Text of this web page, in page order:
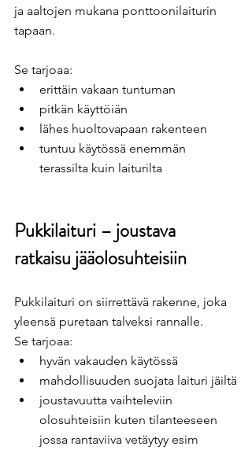
ja aaltojen mukana ponttoonilaiturin
tapaan.
Se tarjoaa:
erittäin vakaan tuntuman
pitkän käyttöiän
lähes huoltovapaan rakenteen
tuntuu käytössä enemmän
terassilta kuin laiturilta
Pukkilaituri – joustava
ratkaisu jääolosuhteisiin
Pukkilaituri on siirrettävä rakenne, joka
yleensä puretaan talveksi rannalle.
Se tarjoaa:
hyvän vakauden käytössä
mahdollisuuden suojata laituri jäiltä
joustavuutta vaihteleviin
olosuhteisiin kuten tilanteeseen
jossa rantaviiva vetäytyy esim